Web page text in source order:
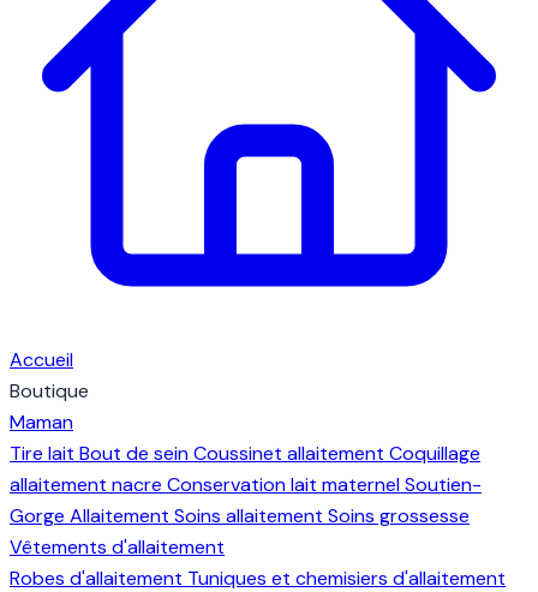
Accueil
Boutique
Maman
Tire lait Bout de seinCoussinet allaitement Coquillage
allaitement nacre Conservation lait maternelSoutien-
Gorge Allaitement Soins allaitement Soins grossesse
Vêtements d'allaitement
Robes d'allaitement Tuniques et chemisiers d'allaitement